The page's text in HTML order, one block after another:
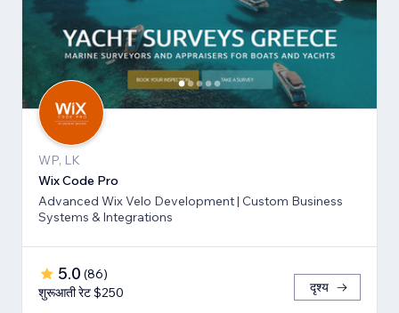
WP, LK
Wix Code Pro
Advanced Wix Velo Development | Custom Business
Systems & Integrations
5.0 (86)
शुरूआती रेट $250
दृश्य